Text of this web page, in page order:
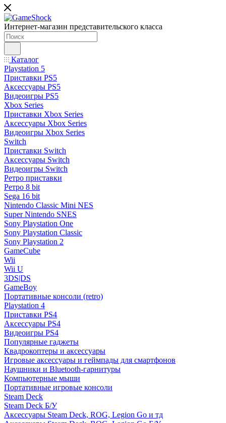
Интернет-магазин представительского класса
Каталог
Playstation 5
Приставки PS5
Аксессуары PS5
Видеоигры PS5
Xbox Series
Приставки Xbox Series
Аксессуары Xbox Series
Видеоигры Xbox Series
Switch
Приставки Switch
Аксессуары Switch
Видеоигры Switch
Ретро приставки
Ретро 8 bit
Sega 16 bit
Nintendo Classic Mini NES
Super Nintendo SNES
Sony Playstation One
Sony Playstation Classic
Sony Playstation 2
GameCube
Wii
Wii U
3DS|DS
GameBoy
Портативные консоли (retro)
Playstation 4
Приставки PS4
Аксессуары PS4
Видеоигры PS4
Популярные гаджеты
Квадрокоптеры и аксессуары
Игровые аксессуары и геймпады для смартфонов
Наушники и Bluetooth-гарнитуры
Компьютерные мыши
Портативные игровые консоли
Steam Deck
Steam Deck Б/У
Аксессуары Steam Deck, ROG, Legion Go и тд